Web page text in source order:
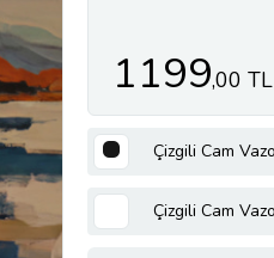
1199,00 TL